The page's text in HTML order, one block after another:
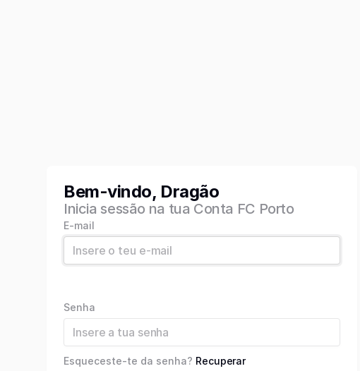
Bem-vindo, Dragão
Inicia sessão na tua Conta FC Porto
E-mail
Senha
Esqueceste-te da senha? Recuperar